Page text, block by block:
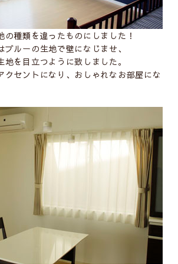
の種類を違ったものにしました！
ルーの生地で壁になじませ、
を目立つように致しました。
クセントになり、おしゃれなお部屋にな